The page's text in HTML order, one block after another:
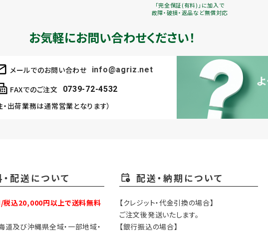
「完全保証(有料)」に加入で
故障・破損・返品など無償対応
お気軽にお問い合わせください！
メールでのお問い合わせ
info@agriz.net
FAXでのご注文 0739-72-4532
・出荷業務は通常営業となります）
配送について
税込20,000円以上で送料無料
道及び沖縄県全域・一部地域・
配送・納期について
【クレジット・代金引換の場合】
ご注文後発送いたします。
【銀行振込の場合】